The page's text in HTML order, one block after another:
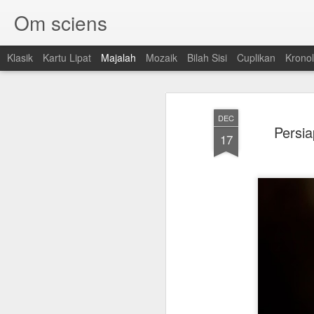
DEC
17
Om sciens
Klasik Kartu Lipat Majalah Mozaik Bilah Sisi Cuplikan